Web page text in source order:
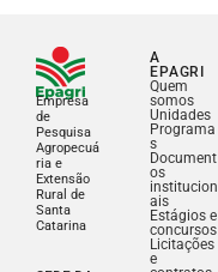
Empresa
de
Pesquisa
Agropecuá
ria e
Extensão
Rural de
Santa
Catarina
A
EPAGRI
Quem
somos
Unidades
Programa
s
Document
os
institucion
ais
Estágios e
concursos
Licitações
e